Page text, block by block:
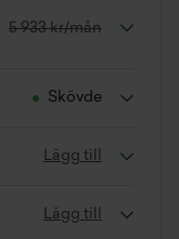
5 933 kr/mån
Skövde
Lägg till
Lägg till